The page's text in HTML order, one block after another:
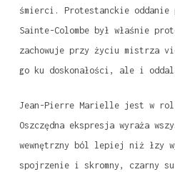
śmierci. Protestanckie oddanie
Sainte-Colombe był właśnie
zachowuje przy życiu mistrza
go ku doskonałości, ale i
Jean-Pierre Marielle jest w roli
Oszczędna ekspresja wyraża
wewnętrzny ból lepiej niż łzy
spojrzenie i skromny, czarny